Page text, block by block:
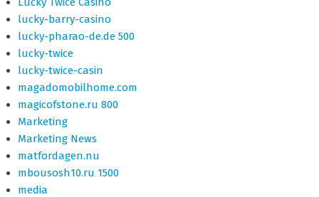
lucky-barry-casino
lucky-pharao-de.de 500
lucky-twice
lucky-twice-casin
magadomobilhome.com
magicofstone.ru 800
Marketing
Marketing News
matfordagen.nu
mbousosh10.ru 1500
media